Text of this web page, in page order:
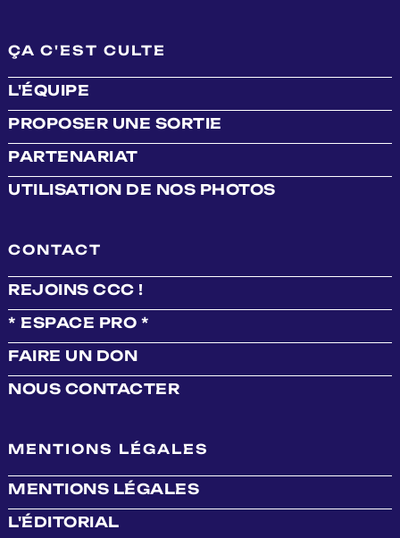
ÇA C'EST CULTE
L'ÉQUIPE
PROPOSER UNE SORTIE
PARTENARIAT
UTILISATION DE NOS PHOTOS
CONTACT
REJOINS CCC !
* ESPACE PRO *
FAIRE UN DON
NOUS CONTACTER
MENTIONS LÉGALES
MENTIONS LÉGALES
L'ÉDITORIAL